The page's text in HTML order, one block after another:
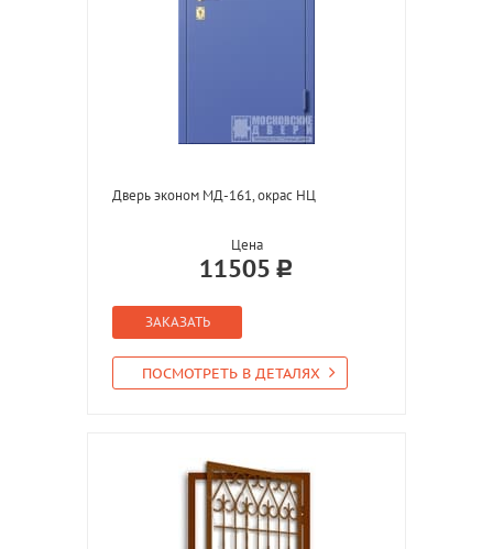
Дверь эконом МД-161, окрас НЦ
Цена
11505
ЗАКАЗАТЬ
ПОСМОТРЕТЬ В ДЕТАЛЯХ